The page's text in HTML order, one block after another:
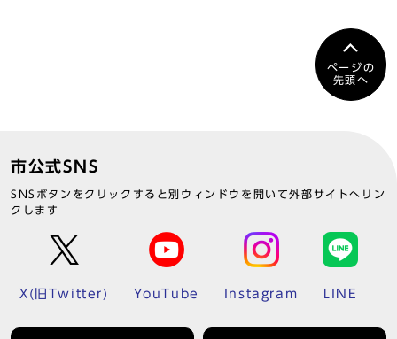
ページの
先頭へ
市公式SNS
SNSボタンをクリックすると別ウィンドウを開いて外部サイトへリン
クします
X(旧Twitter) YouTube Instagram LINE